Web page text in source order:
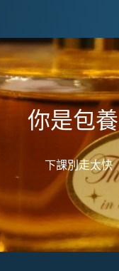
你是包
下課別走太快